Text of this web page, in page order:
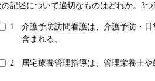
の記述について適切なものはどれか。3
1
介護予防訪問看護は、介護予防・
含まれる。
2 居宅療養管理指導は、管理栄養士